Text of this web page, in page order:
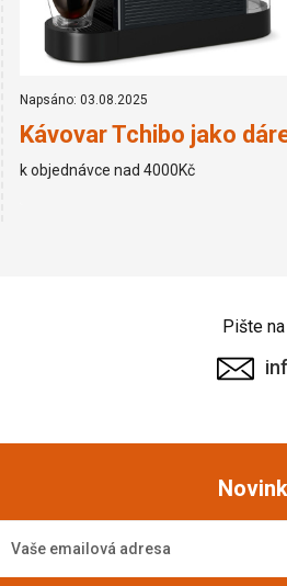
Napsáno: 03.08.2025
Kávovar Tchibo jako
k objednávce nad 4000Kč
Pište